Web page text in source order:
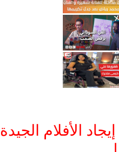
الأفلام الجيدة